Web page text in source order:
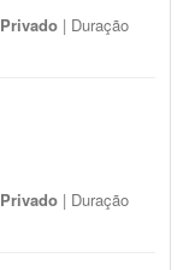
Privado | Duração
Privado | Duração